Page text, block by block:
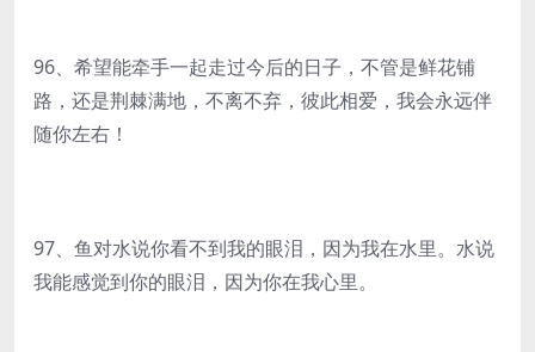
96、希望能牵手一起走过今后的日子，不管是鲜花铺
路，还是荆棘满地，不离不弃，彼此相爱，我会永远伴
随你左右！
97、鱼对水说你看不到我的眼泪，因为我在水里。水说
我能感觉到你的眼泪，因为你在我心里。